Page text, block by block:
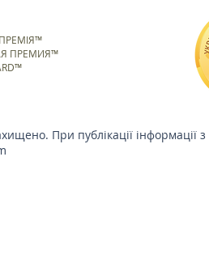
ПРЕМИЯ™
При публікації інформації